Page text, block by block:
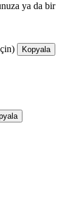
ya da bir
Kopyala